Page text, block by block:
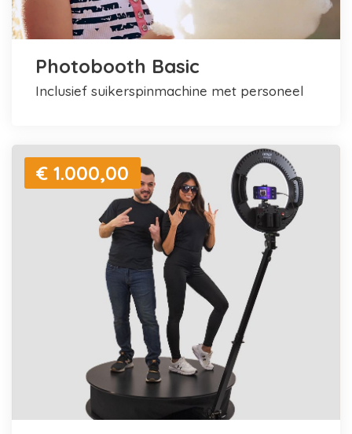
Photobooth Basic
inclusief suikerspinmachine met personeel
€ 1.000,00